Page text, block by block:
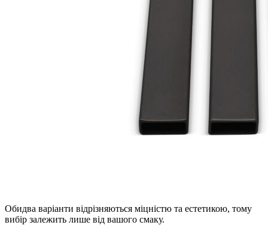
Обидва варіанти відрізняються міцністю та естетикою, тому
вибір залежить лише від вашого смаку.